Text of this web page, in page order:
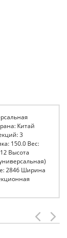
Китай
3
150.0 Вес:
Высота
2846 Ширина